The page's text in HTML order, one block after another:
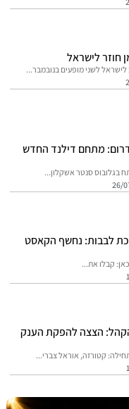
לישראל
לשני מופעים בנובמבר...
דילנד החדש
סנטר אשקלון...
נחשף הקאסט
את...
להפקת הענק
אוראל צברי...